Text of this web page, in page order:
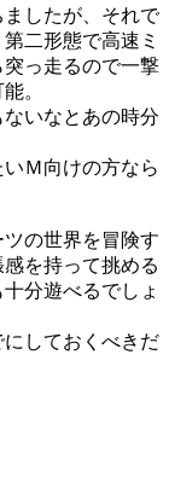
したが、それで
二形態で高速ミ
っ走るので一撃
。
いなとあの時分
Ｍ向けの方なら
の世界を冒険す
を持って挑める
分遊べるでしょ
しておくべきだ